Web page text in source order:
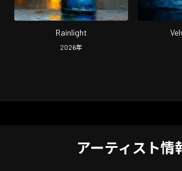
Rainlight
2026年
アーティスト情